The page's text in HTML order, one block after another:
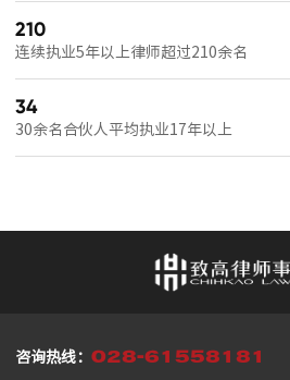
210
连续执业5年以上律师超过210余名
34
30余名合伙人平均执业17年以上
咨询热线： 028-61558181